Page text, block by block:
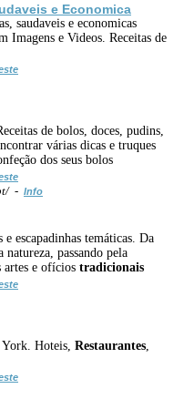
e Economica
saudaveis e economicas
Imagens e Videos. Receitas de
de bolos, doces, pudins,
várias dicas e truques
dos seus bolos
- Info
escapadinhas temáticas. Da
passando pela
artes e ofícios tradicionais
Hoteis, Restaurantes